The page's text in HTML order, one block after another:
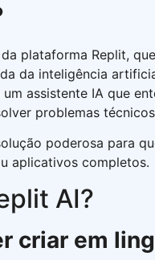
plataforma Replit,
da inteligência
assistente IA que
problemas
poderosa para
aplicativos completos.
AI?
criar em